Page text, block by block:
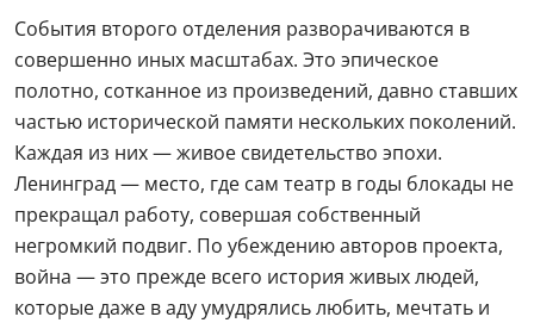
События второго отделения разворачиваются в
совершенно иных масштабах. Это эпическое
полотно, сотканное из произведений, давно ставших
частью исторической памяти нескольких поколений.
Каждая из них — живое свидетельство эпохи.
Ленинград — место, где сам театр в годы блокады не
прекращал работу, совершая собственный
негромкий подвиг. По убеждению авторов проекта,
война — это прежде всего история живых людей,
которые даже в аду умудрялись любить, мечтать и